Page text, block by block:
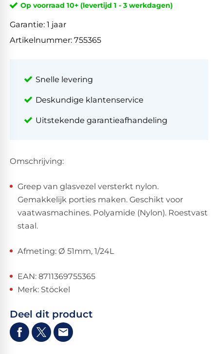
Op voorraad 10+ (levertijd 1 - 3 werkdagen)
Garantie: 1 jaar
Artikelnummer: 755365
Snelle levering
Deskundige klantenservice
Uitstekende garantieafhandeling
Omschrijving:
Greep van glasvezel versterkt nylon.
Gemakkelijk porties maken. Geschikt voor
vaatwasmachines. Polyamide (Nylon). Roestvast
staal.
Afmeting: Ø 51mm, 1/24L
EAN: 8711369755365
Merk: Stöckel
Deel dit product